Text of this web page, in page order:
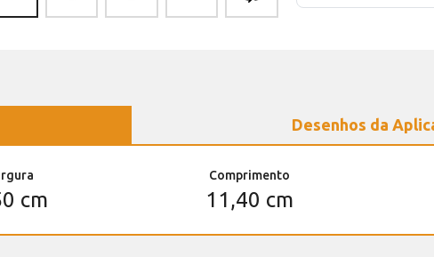
Desenhos da
cm
Comprimento
11,40 cm